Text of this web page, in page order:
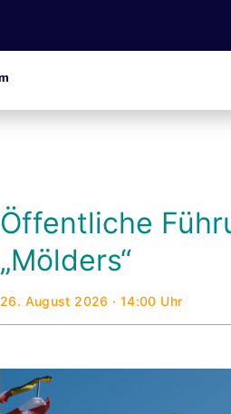
Öffentliche
„Mölders“
26. August 2026 · 14:00 Uhr